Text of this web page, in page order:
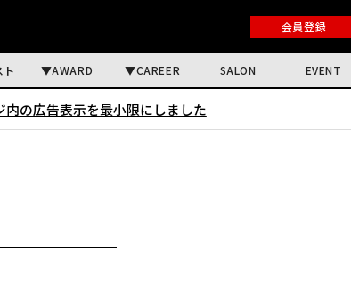
会員登録
ト AWARD CAREER SALON EVENT
内の広告表示を最小限にしました